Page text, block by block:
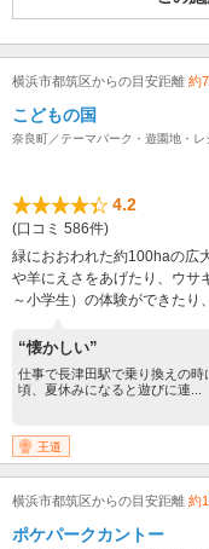
横浜市都筑区からの目安距離 約
こどもの国
奈良町／テーマパーク・遊園地・レ
4.2
(口コミ 586件)
緑におおわれた約100haの広
や羊にえさをあげたり、ウサ
～小学生）の体験ができたり
“懐かしい”
仕事で長津田駅で乗り換えの
頃、夏休みになると遊びに連...
王道
横浜市都筑区からの目安距離 約
ポケパークカントー